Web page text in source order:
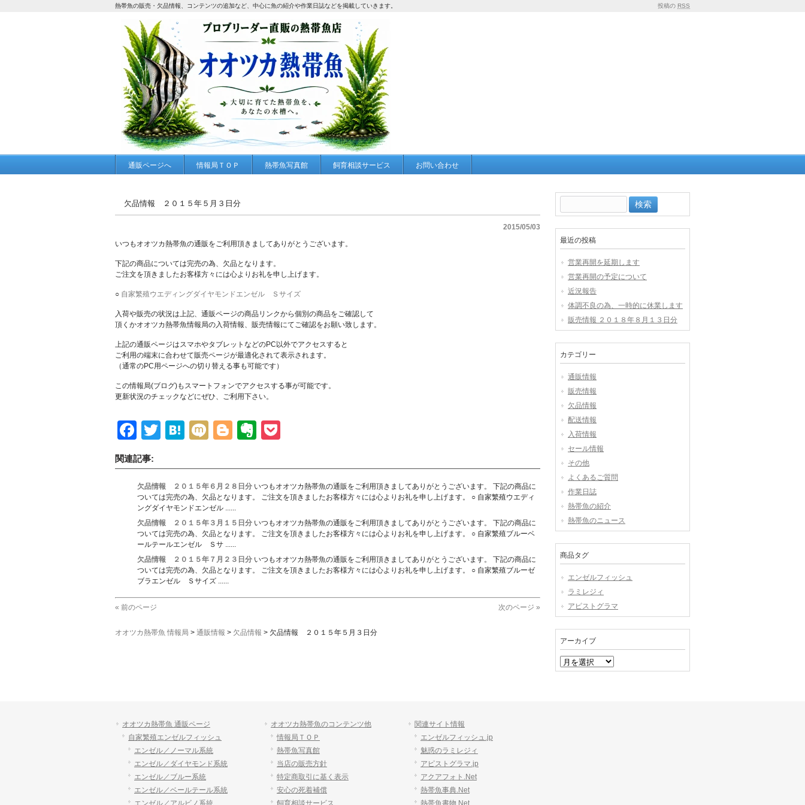
熱帯魚の販売・欠品情報、コンテンツの追加など、中心に魚の紹介や作業日誌などを掲載していきます。 投稿の RSS
通販ページへ 情報局ＴＯＰ 熱帯魚写真館 飼育相談サービス お問い合わせ
欠品情報 ２０１５年５月３日分
2015/05/03
いつもオオツカ熱帯魚の通販をご利用頂きましてありがとうございます。
下記の商品については完売の為、欠品となります。
ご注文を頂きましたお客様方々には心よりお礼を申し上げます。
○ 自家繁殖ウエディングダイヤモンドエンゼル Ｓサイズ
入荷や販売の状況は上記、通販ページの商品リンクから個別の商品をご確認して
頂くかオオツカ熱帯魚情報局の入荷情報、販売情報にてご確認をお願い致します。
上記の通販ページはスマホやタブレットなどのPC以外でアクセスすると
ご利用の端末に合わせて販売ページが最適化されて表示されます。
（通常のPC用ページへの切り替える事も可能です）
この情報局(ブログ)もスマートフォンでアクセスする事が可能です。
更新状況のチェックなどにぜひ、ご利用下さい。
Facebook
Twitter
Hatena
MixiBloggerEvernote
関連記事:
欠品情報 ２０１５年６月２８日分 いつもオオツカ熱帯魚の通販をご利用頂きましてありがとうございます。 下記の商品に
ついては完売の為、欠品となります。 ご注文を頂きましたお客様方々には心よりお礼を申し上げます。 ○ 自家繁殖ウエディ
ングダイヤモンドエンゼル ......
欠品情報 ２０１５年３月１５日分 いつもオオツカ熱帯魚の通販をご利用頂きましてありがとうございます。 下記の商品に
ついては完売の為、欠品となります。 ご注文を頂きましたお客様方々には心よりお礼を申し上げます。 ○ 自家繁殖ブルーベ
ールテールエンゼル Ｓサ ......
欠品情報 ２０１５年７月２３日分 いつもオオツカ熱帯魚の通販をご利用頂きましてありがとうございます。 下記の商品に
ついては完売の為、欠品となります。 ご注文を頂きましたお客様方々には心よりお礼を申し上げます。 ○ 自家繁殖ブルーゼ
ブラエンゼル Ｓサイズ ......
« 前のページ 次のページ »
オオツカ熱帯魚 情報局 > 通販情報 > 欠品情報 > 欠品情報 ２０１５年５月３日分
索:
最近の投稿
営業再開を延期します
営業再開の予定について
近況報告
体調不良の為、一時的に休業します
販売情報 ２０１８年８月１３日分
カテゴリー
通販情報
販売情報
欠品情報
配送情報
入荷情報
セール情報
その他
よくあるご質問
作業日誌
熱帯魚の紹介
熱帯魚のニュース
商品タグ
エンゼルフィッシュ
ラミレジィ
アピストグラマ
アーカイブ
ア
ー
オオツカ熱帯魚 通販ページ
自家繁殖エンゼルフィッシュ
エンゼル／ノーマル系統
エンゼル／ダイヤモンド系統
エンゼル／ブルー系統
エンゼル／ベールテール系統
エンゼル／アルビノ系統
オオツカ熱帯魚のコンテンツ他
情報局ＴＯＰ
熱帯魚写真館
当店の販売方針
特定商取引に基く表示
安心の死着補償
飼育相談サービス
関連サイト情報
エンゼルフィッシュ.jp
魅惑のラミレジィ
アピストグラマ.jp
アクアフォト.Net
熱帯魚事典.Net
熱帯魚書物.Net